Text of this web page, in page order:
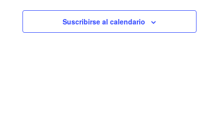
vistas
de
Suscribirse al calendario